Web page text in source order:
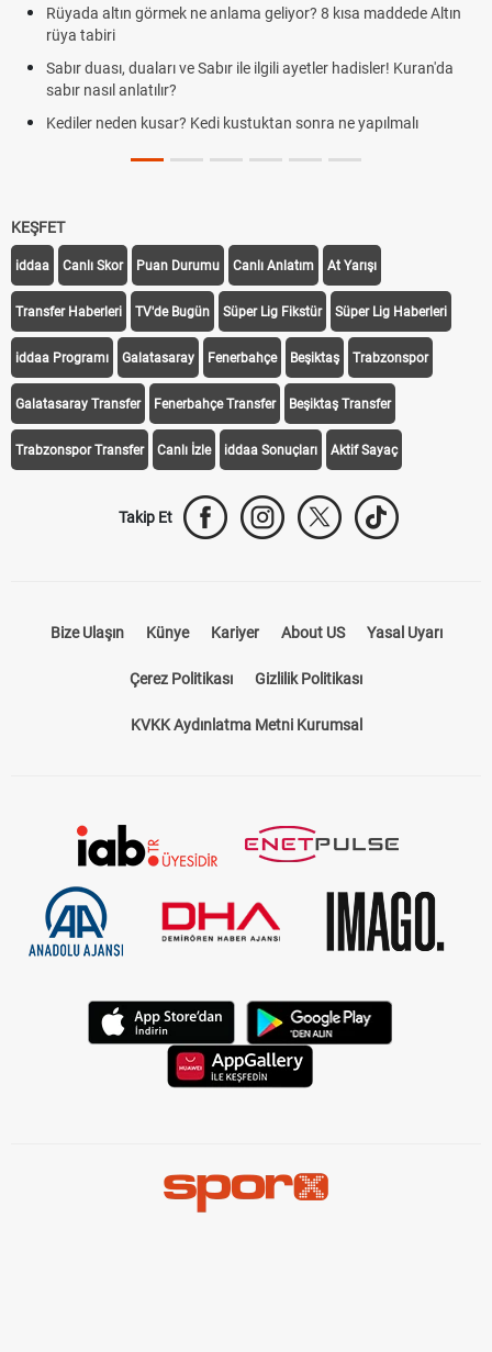
Rüyada altın görmek ne anlama geliyor? 8 kısa maddede Altın
rüya tabiri
Sabır duası, duaları ve Sabır ile ilgili ayetler hadisler! Kuran'da
sabır nasıl anlatılır?
Kediler neden kusar? Kedi kustuktan sonra ne yapılmalı
KEŞFET
iddaa Canlı Skor Puan Durumu Canlı Anlatım At Yarışı
Transfer Haberleri TV'de Bugün Süper Lig Fikstür Süper Lig Haberleri
iddaa Programı Galatasaray Fenerbahçe Beşiktaş Trabzonspor
Galatasaray Transfer Fenerbahçe Transfer Beşiktaş Transfer
Trabzonspor Transfer Canlı İzle iddaa Sonuçları Aktif Sayaç
Takip Et
Bize Ulaşın Künye Kariyer About US Yasal Uyarı
Çerez Politikası Gizlilik Politikası
KVKK Aydınlatma Metni Kurumsal